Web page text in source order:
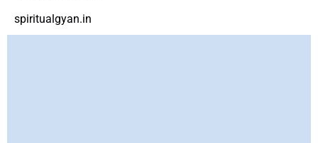
spiritualgyan.in